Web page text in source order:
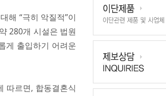
해 “극히 악질적”이
280개 시설은 법원
게 출입하기 어려운
따르면, 합동결혼식